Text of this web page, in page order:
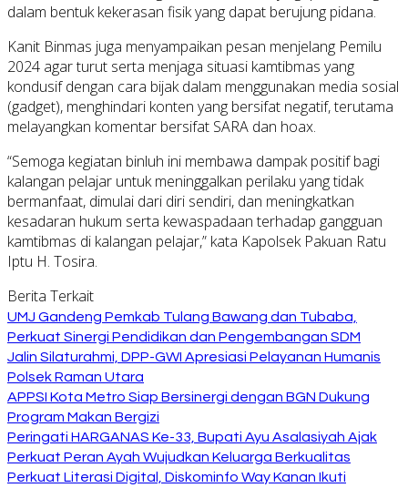
dalam bentuk kekerasan fisik yang dapat berujung pidana.
Kanit Binmas juga menyampaikan pesan menjelang Pemilu
2024 agar turut serta menjaga situasi kamtibmas yang
kondusif dengan cara bijak dalam menggunakan media sosial
(gadget), menghindari konten yang bersifat negatif, terutama
melayangkan komentar bersifat SARA dan hoax.
“Semoga kegiatan binluh ini membawa dampak positif bagi
kalangan pelajar untuk meninggalkan perilaku yang tidak
bermanfaat, dimulai dari diri sendiri, dan meningkatkan
kesadaran hukum serta kewaspadaan terhadap gangguan
kamtibmas di kalangan pelajar,” kata Kapolsek Pakuan Ratu
Iptu H. Tosira.
Berita Terkait
UMJ Gandeng Pemkab Tulang Bawang dan Tubaba,
Perkuat Sinergi Pendidikan dan Pengembangan SDM
Jalin Silaturahmi, DPP-GWI Apresiasi Pelayanan Humanis
Polsek Raman Utara
APPSI Kota Metro Siap Bersinergi dengan BGN Dukung
Program Makan Bergizi
Peringati HARGANAS Ke-33, Bupati Ayu Asalasiyah Ajak
Perkuat Peran Ayah Wujudkan Keluarga Berkualitas
Perkuat Literasi Digital, Diskominfo Way Kanan Ikuti